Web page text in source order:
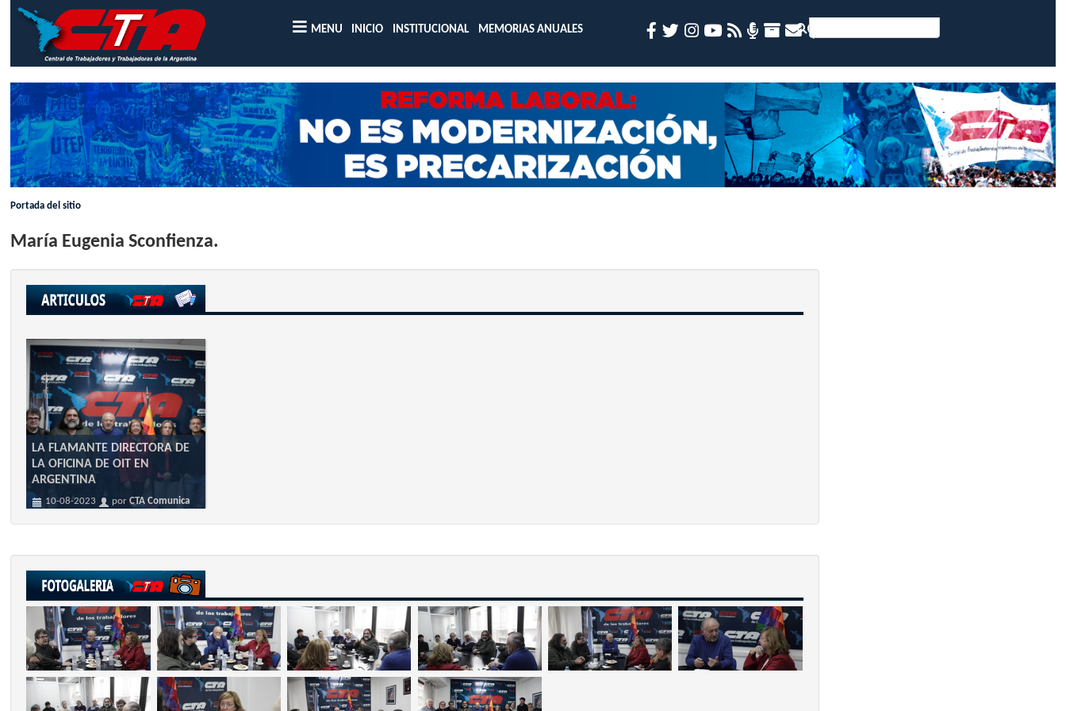
MENU INICIO INSTITUCIONAL MEMORIAS ANUALES
Portada del sitio
María Eugenia Sconfienza.
LA FLAMANTE DIRECTORA DE
LA OFICINA DE OIT EN
ARGENTINA
10-08-2023 porCTA Comunica